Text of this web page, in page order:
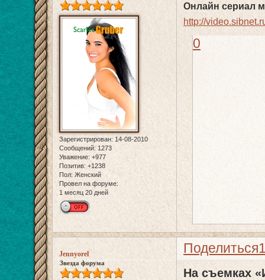
Зарегистрирован: 14-08-2010
Сообщений: 1273
Уважение: +977
Позитив: +1238
Пол: Женский
Провел на форуме:
1 месяц 20 дней
Онлайн сериал
http://
0
Поделиться
Jennyorel
Звезда форума
На съемках